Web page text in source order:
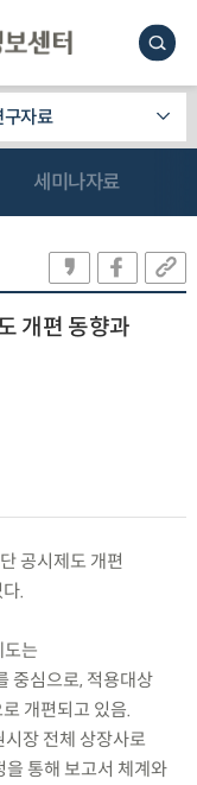
자료
세미나자료
개편 동향과
공시제도 개편
.
는
중심으로, 적용대상
개편되고 있음.
장 전체 상장사로
통해 보고서 체계와